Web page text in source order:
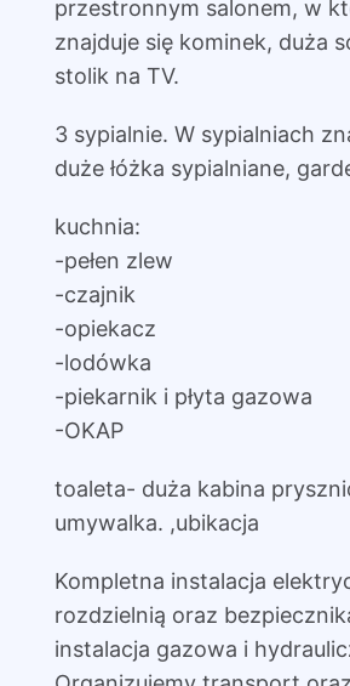
przestronnym salonem, w
znajduje się kominek, duża
stolik na TV.
3 sypialnie. W sypialniach
duże łóżka sypialniane,
kuchnia:
-pełen zlew
-czajnik
-opiekacz
-lodówka
-piekarnik i płyta gazowa
-OKAP
toaleta- duża kabina
umywalka. ,ubikacja
Kompletna instalacja
rozdzielnią oraz
instalacja gazowa i